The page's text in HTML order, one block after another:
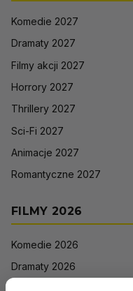
Komedie 2027
Dramaty 2027
Filmy akcji 2027
Horrory 2027
Thrillery 2027
Sci-Fi 2027
Animacje 2027
Romantyczne 2027
FILMY 2026
Komedie 2026
Dramaty 2026